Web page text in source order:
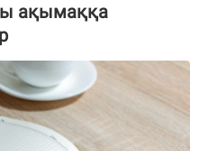
ақымаққа